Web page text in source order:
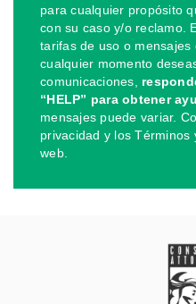
para cualquier propósito
con su caso y/o reclamo.
tarifas de uso o mensajes
cualquier momento
comunicaciones,
“HELP” para obtener
mensajes puede variar.
privacidad y los Términos
web.